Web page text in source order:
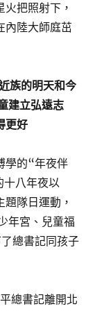
把照射下，
內陸大師庭茁
族的明天和今
建立弘遠志
更好
學的“年夜伴
十八年夜以
隊日運動，
年宮、兒童福
總書記同孩子
總書記離開北